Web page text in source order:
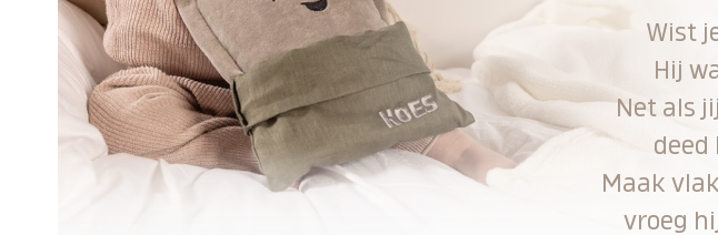
Wist
Hij
Net als
deed
Maak
vroeg